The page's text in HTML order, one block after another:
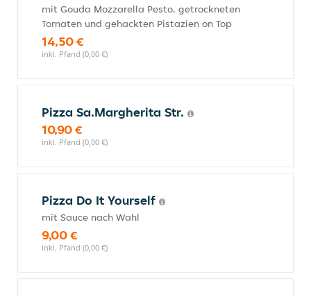
mit Gouda Mozzarella Pesto, getrockneten
Tomaten und gehackten Pistazien on Top
14,50 €
inkl. Pfand (0,00 €)
Pizza Sa.Margherita Str.
10,90 €
inkl. Pfand (0,00 €)
Pizza Do It Yourself
mit Sauce nach Wahl
9,00 €
inkl. Pfand (0,00 €)